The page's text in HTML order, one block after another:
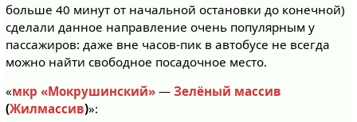
больше 40 минут от начальной остановки до конечной)
сделали данное направление очень популярным у
пассажиров: даже вне часов-пик в автобусе не всегда
можно найти свободное посадочное место.
«мкр «Мокрушинский»— Зелёный массив
(Жилмассив)»: